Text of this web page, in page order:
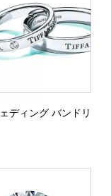
ディング バンドリ